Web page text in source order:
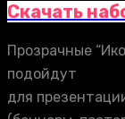
Скачать
Прозрачные
подойдут
для